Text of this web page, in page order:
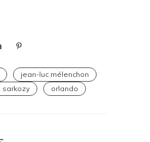
jean-luc mélenchon
sarkozy orlando